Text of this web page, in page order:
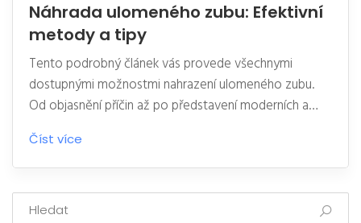
Náhrada ulomeného zubu: Efektivní
metody a tipy
Tento podrobný článek vás provede všechnymi
dostupnými možnostmi nahrazení ulomeného zubu.
Od objasnění příčin až po představení moderních a
tradičních metod opravy, včetně zubních implantátů a
mostů. Získáte ucelený přehled o tom, jak můžete
řešit tuto nepříjemnou situaci, a doporučení, jak
postupovat, abyste dosáhli nejlepšího možného
výsledku.
Číst více